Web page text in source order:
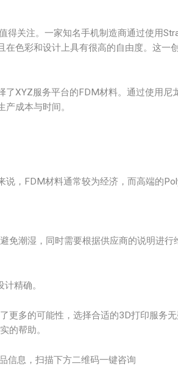
得关注。一家知名手机制造商通过使用
色彩和设计上具有很高的自由度。这一
了XYZ服务平台的FDM材料。通过使用尼
成本与时间。
说，FDM材料通常较为经济，而高端的
免潮湿，同时需要根据供应商的说明进行
精确。
更多的可能性，选择合适的3D打印服务无
的帮助。
信息，扫描下方二维码一键咨询